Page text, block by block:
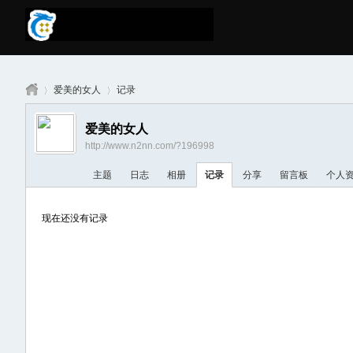
›
爱美的女人 记录
爱美的女人
http://www.n2nn.com/?196998
主题 日志 相册 记录 分享 留言板 个人
现在还没有记录